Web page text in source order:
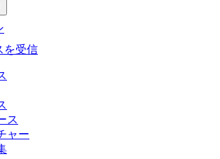
を受信
ス
ャー